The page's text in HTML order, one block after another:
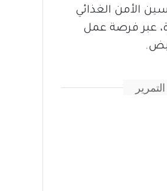
الأمن الغذائي
عبر فرصة عمل